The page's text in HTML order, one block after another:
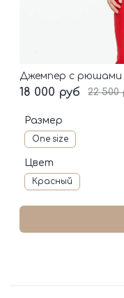
Джемпер с рюшами
18 000 руб 22 500
Размер
One size
Цвет
Красный